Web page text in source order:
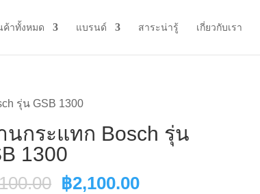
ค้าทั้งหมด แบรนด์ สาระน่ารู้ เกี่ยวกับเรา
รุ่น GSB 1300
นกระแทก Bosch รุ่น
1300
Original
฿2,100.00Current